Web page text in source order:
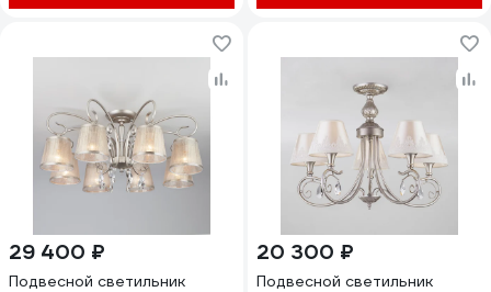
29 400 ₽
Подвесной светильник
20 300 ₽
Подвесной светильник